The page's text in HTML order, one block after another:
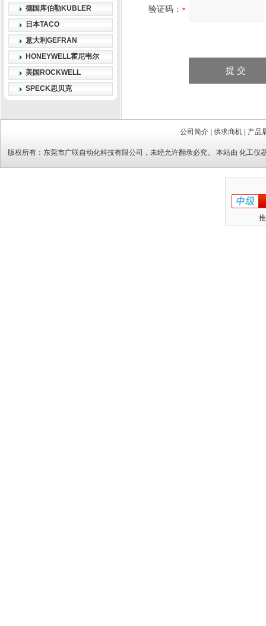
德国库伯勒KUBLER
日本TACO
意大利GEFRAN
HONEYWELL霍尼韦尔
美国ROCKWELL
SPECK思贝克
验证码：
公司简介 供求商机 产品
版权所有： 东莞市广联自动化科技有限公司 ，未经允许翻录必究。 本站由化工仪